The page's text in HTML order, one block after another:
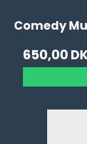
Comedy
650,00